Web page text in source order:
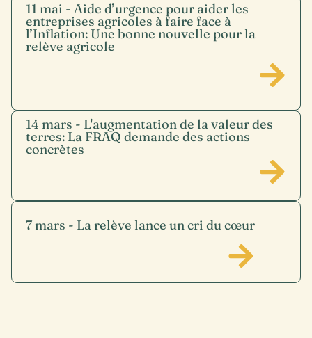
11 mai - Aide d’urgence pour aider les
entreprises agricoles à faire face à
l’Inflation: Une bonne nouvelle pour la
relève agricole
14 mars - L'augmentation de la valeur des
terres: La FRAQ demande des actions
concrètes
7 mars - La relève lance un cri du cœur